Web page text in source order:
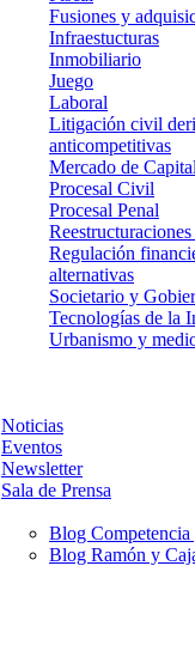
Fusiones y
Infraestucturas
Inmobiliario
Juego
Laboral
Litigación civil
anticompetitivas
Mercado de
Procesal Civil
Procesal Penal
Regulación
alternativas
Societario y
Tecnologías de la
Urbanismo y
Noticias
Eventos
Newsletter
Sala de Prensa
Blog
Blog Ramón y